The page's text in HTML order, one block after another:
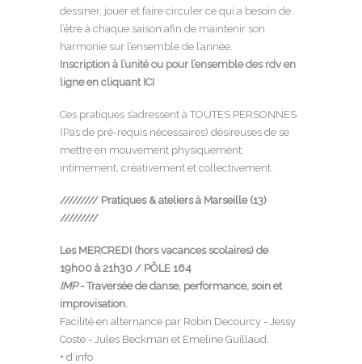
dessiner, jouer et faire circuler ce qui a besoin de
l’être à chaque saison afin de maintenir son
harmonie sur l’ensemble de l’année.
Inscription à l’unité ou pour l’ensemble des rdv en
ligne en cliquant ICI
Ces pratiques s’adressent à TOUTES PERSONNES
(Pas de pré-requis nécessaires) désireuses de se
mettre en mouvement physiquement,
intimement, créativement et collectivement.
///////// Pratiques & ateliers à Marseille (13)
/////////
Les MERCREDI (hors vacances scolaires) de
19h00 à 21h30 / PÔLE 164
IMP- Traversée de danse, performance, soin et
improvisation.
Facilité en alternance par Robin Decourcy - Jessy
Coste - Jules Beckman et Emeline Guillaud.
+ d’info